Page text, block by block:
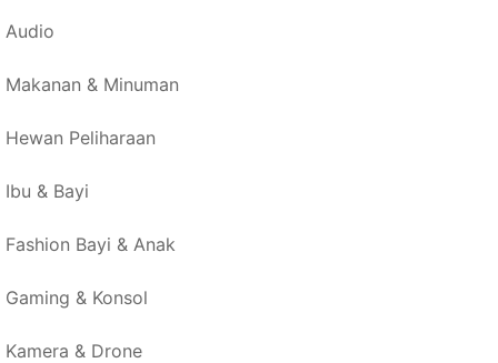
Audio
Makanan & Minuman
Hewan Peliharaan
Ibu & Bayi
Fashion Bayi & Anak
Gaming & Konsol
Kamera & Drone